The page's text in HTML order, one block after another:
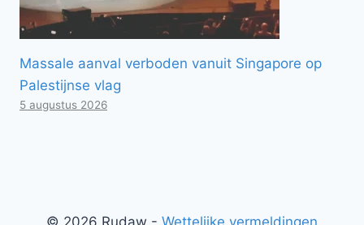
Massale aanval verboden vanuit Singapore op
Palestijnse vlag
5 augustus 2026
© 2026 Rudaw - Wettelijke vermeldingen